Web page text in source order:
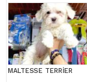
MALTESSE TERRİER